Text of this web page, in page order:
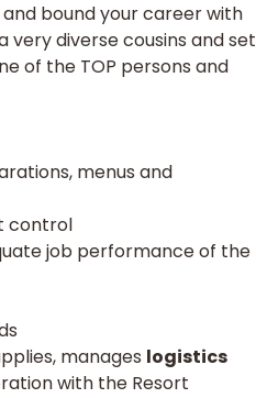
bound your career with
diverse cousins and set
of the TOP persons and
menus and
control
job performance of the
manages logistics
with the Resort